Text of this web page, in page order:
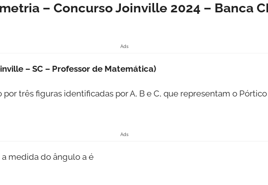
– Concurso Joinville 2024 – Banca
Ads
– SC – Professor de Matemática)
três figuras identificadas por A, B e C, que representam o
Ads
a medida do ângulo a é